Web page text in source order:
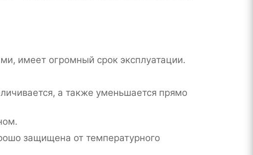
имеет огромный срок эксплуатации.
а также уменьшается прямо
защищена от температурного